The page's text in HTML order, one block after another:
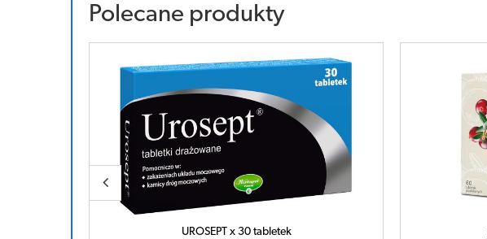
Polecane produkty
UROSEPT x 30 tabletek